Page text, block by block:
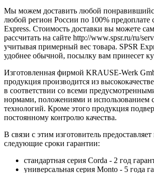
Мы можем доставить любой
любой регион России по 100% предоплате
Express. Стоимость доставки вы можете
рассчитать на сайте http://www.spsr.ru/ru/
учитывая примерный вес товара. SPSR
удобнее обычной, посылку вам принесет
Изготовленная фирмой KRAUSE-Werk
продукция производится из
в соответствии со всеми
нормами, положениями и использованием
технологий. Кроме этого продукция
постоянному контролю качества.
В связи с этим изготовитель
следующие сроки гарантии:
стандартная серия Corda - 2 год
универсальная серия Monto - 5 года